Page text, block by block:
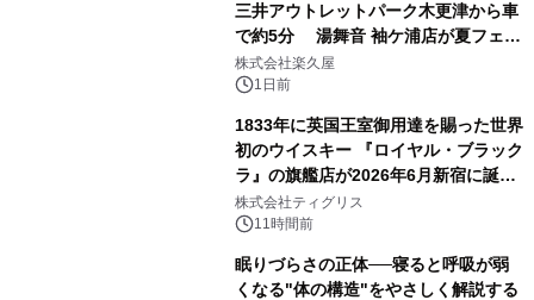
三井アウトレットパーク木更津から車
で約5分 湯舞音 袖ケ浦店が夏フェア
メニューを提供
株式会社楽久屋
1日前
1833年に英国王室御用達を賜った世界
初のウイスキー 『ロイヤル・ブラック
ラ』の旗艦店が2026年6月新宿に誕
生 バカルディ ジャパンと連携した
没入型バー「BAR Arca」
株式会社ティグリス
11時間前
眠りづらさの正体──寝ると呼吸が弱
くなる"体の構造"をやさしく解説する